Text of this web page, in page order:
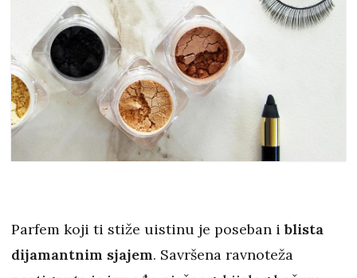
Parfem koji ti stiže uistinu je poseban iblista
dijamantnim sjajem. Savršena ravnoteža